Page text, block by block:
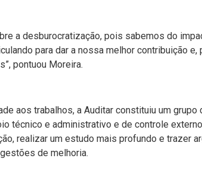
a desburocratização, pois sabemos do
para dar a nossa melhor contribuição e,
pontuou Moreira.
aos trabalhos, a Auditar constituiu um grupo
técnico e administrativo e de controle
realizar um estudo mais profundo e trazer
de melhoria.